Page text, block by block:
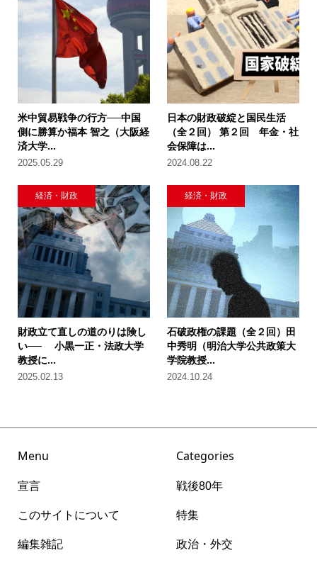
米中貿易戦争の行方──中国
側に勝算か福本 智之（大阪経
済大学...
2025.05.29
日本の財政破綻と国民生活
（全２回） 第２回 年金・社
会保障は...
2024.08.22
経済・財政
財政立て直しの道のりは険し
い── 小黒一正・法政大学
教授に...
2025.02.13
経済・財政
石破政権の課題（全２回）田
中秀明（明治大学公共政策大
学院教授...
2024.10.24
Menu
宣言
このサイトについて
編集雑記
Categories
戦後80年
特集
政治・外交